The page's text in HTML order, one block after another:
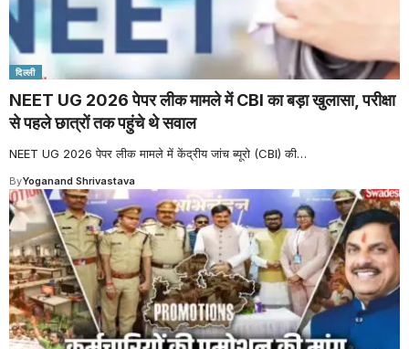
दिल्ली
NEET UG 2026 पेपर लीक मामले में CBI का बड़ा खुलासा, परीक्षा
से पहले छात्रों तक पहुंचे थे सवाल
NEET UG 2026 पेपर लीक मामले में केंद्रीय जांच ब्यूरो (CBI) की…
ByYoganand Shrivastava